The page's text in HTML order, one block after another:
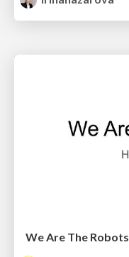
We Are The Robots